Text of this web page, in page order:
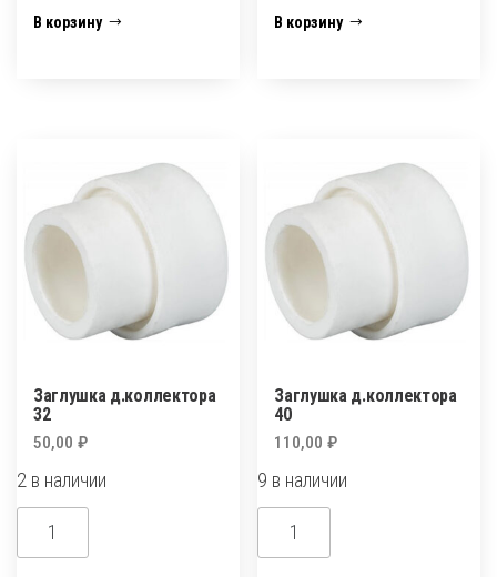
Заглушка
В корзину
Заглушка
В корзину
Заглушка д.коллектора
32
50,00 ₽
2 в наличии
Количество
товара
Заглушка д.коллектора
40
110,00₽
9 в наличии
Количество
товара